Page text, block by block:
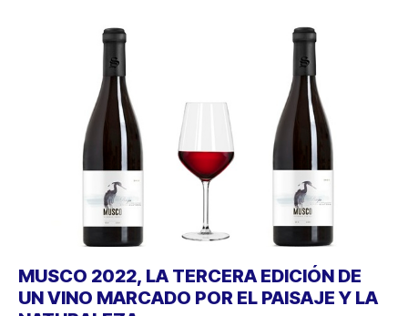
MUSCO 2022, LA TERCERA EDICIÓN DE
UN VINO MARCADO POR EL PAISAJE Y LA